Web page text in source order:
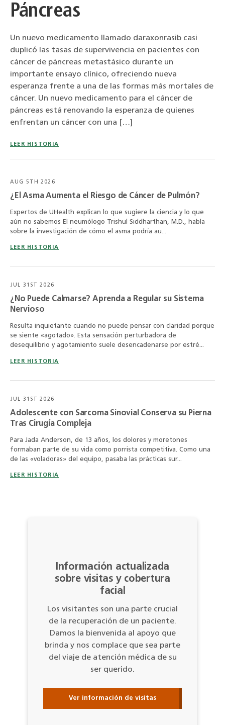
Páncreas
Un nuevo medicamento llamado daraxonrasib casi
duplicó las tasas de supervivencia en pacientes con
cáncer de páncreas metastásico durante un
importante ensayo clínico, ofreciendo nueva
esperanza frente a una de las formas más mortales de
cáncer. Un nuevo medicamento para el cáncer de
páncreas está renovando la esperanza de quienes
enfrentan un cáncer con una […]
LEER HISTORIA
AUG 5TH 2026
¿El Asma Aumenta el Riesgo de Cáncer de Pulmón?
Expertos de UHealth explican lo que sugiere la ciencia y lo que
aún no sabemos El neumólogo Trishul Siddharthan, M.D., habla
sobre la investigación de cómo el asma podría au...
LEER HISTORIA
JUL 31ST 2026
¿No Puede Calmarse? Aprenda a Regular su Sistema
Nervioso
Resulta inquietante cuando no puede pensar con claridad porque
se siente «agotado». Esta sensación perturbadora de
desequilibrio y agotamiento suele desencadenarse por estré...
LEER HISTORIA
JUL 31ST 2026
Adolescente con Sarcoma Sinovial Conserva su Pierna
Tras Cirugía Compleja
Para Jada Anderson, de 13 años, los dolores y moretones
formaban parte de su vida como porrista competitiva. Como una
de las «voladoras» del equipo, pasaba las prácticas sur...
LEER HISTORIA
Información actualizada
sobre visitas y cobertura
facial
Los visitantes son una parte crucial
de la recuperación de un paciente.
Damos la bienvenida al apoyo que
brinda y nos complace que sea parte
del viaje de atención médica de su
ser querido.
Ver información de visitas